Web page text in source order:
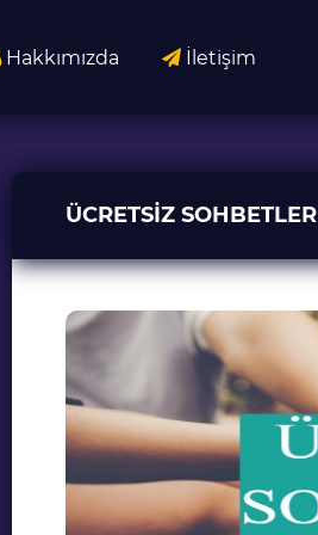
Hakkımızda İletişim
ÜCRETSIZ SOHBETLER